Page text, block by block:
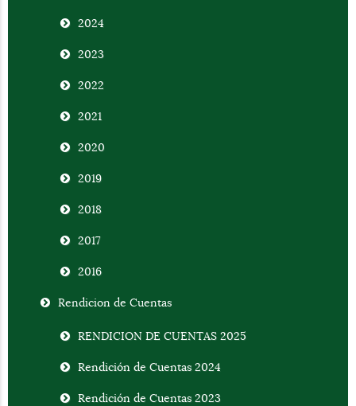
2024
2023
2022
2021
2020
2019
2018
2017
2016
Rendicion de Cuentas
RENDICION DE CUENTAS 2025
Rendición de Cuentas 2024
Rendición de Cuentas 2023